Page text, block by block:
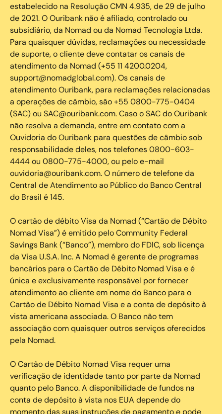
estabelecido na Resolução CMN 4.935, de 29 de julho
de 2021. O Ouribank não é afiliado, controlado ou
subsidiário, da Nomad ou da Nomad Tecnologia Ltda.
Para quaisquer dúvidas, reclamações ou necessidade
de suporte, o cliente deve contatar os canais de
atendimento da Nomad (+55 11 4200.0204,
support@nomadglobal.com). Os canais de
atendimento Ouribank, para reclamações relacionadas
a operações de câmbio, são +55 0800-775-0404
(SAC) ou SAC@ouribank.com. Caso o SAC do Ouribank
não resolva a demanda, entre em contato com a
Ouvidoria do Ouribank para questões de câmbio sob
responsabilidade deles, nos telefones 0800-603-
4444 ou 0800-775-4000, ou pelo e-mail
ouvidoria@ouribank.com. O número de telefone da
Central de Atendimento ao Público do Banco Central
do Brasil é 145.
O cartão de débito Visa da Nomad (“Cartão de Débito
Nomad Visa”) é emitido pelo Community Federal
Savings Bank (“Banco”), membro do FDIC, sob licença
da Visa U.S.A. Inc. A Nomad é gerente de programas
bancários para o Cartão de Débito Nomad Visa e é
única e exclusivamente responsável por fornecer
atendimento ao cliente em nome do Banco para o
Cartão de Débito Nomad Visa e a conta de depósito à
vista americana associada. O Banco não tem
associação com quaisquer outros serviços oferecidos
pela Nomad.
O Cartão de Débito Nomad Visa requer uma
verificação de identidade tanto por parte da Nomad
quanto pelo Banco. A disponibilidade de fundos na
conta de depósito à vista nos EUA depende do
momento das suas instruções de pagamento e pode